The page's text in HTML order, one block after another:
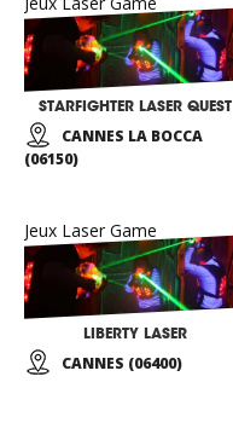
STARFIGHTER LASER QUEST
CANNES LA BOCCA
(06150)
Jeux Laser Game
LIBERTY LASER
CANNES (06400)